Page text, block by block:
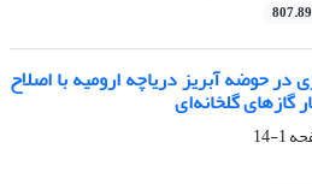
حوضه آبریز دریاچه ارومیه با اصلاح
گازهای گلخانه‌ای
1-14